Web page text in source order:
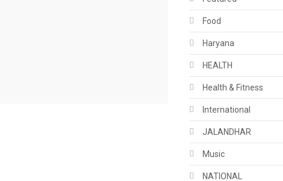
Food
Haryana
HEALTH
Health & Fitness
International
JALANDHAR
Music
NATIONAL